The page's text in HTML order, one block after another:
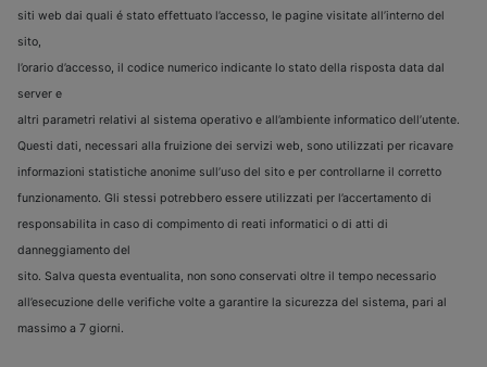
siti web dai quali é stato effettuato l’accesso, le pagine visitate all’interno del
sito,
l’orario d’accesso, il codice numerico indicante lo stato della risposta data dal
server e
altri parametri relativi al sistema operativo e all’ambiente informatico dell’utente.
Questi dati, necessari alla fruizione dei servizi web, sono utilizzati per ricavare
informazioni statistiche anonime sull’uso del sito e per controllarne il corretto
funzionamento. Gli stessi potrebbero essere utilizzati per l’accertamento di
responsabilita in caso di compimento di reati informatici o di atti di
danneggiamento del
sito. Salva questa eventualita, non sono conservati oltre il tempo necessario
all’esecuzione delle verifiche volte a garantire la sicurezza del sistema, pari al
massimo a 7 giorni.